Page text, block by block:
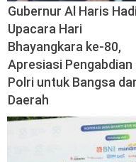
Gubernur Al Haris
Upacara Hari
Bhayangkara ke-80,
Apresiasi Pengabdian
Polri untuk Bangsa
Daerah